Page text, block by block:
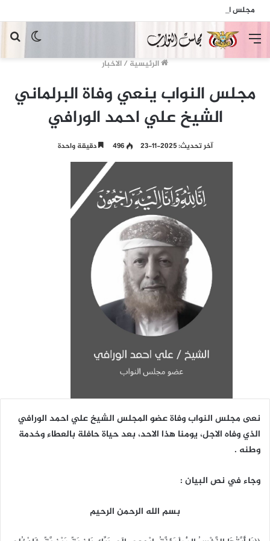
الوضع
المظلم
القائمة
الرئيسية/الاخبار
مجلس النواب ينعي وفاة البرلماني
الشيخ علي احمد الورافي
آخر تحديث: 2025-11-23 496 دقيقة واحدة
نعى مجلس النواب وفاة عضو المجلس الشيخ علي احمد الورافي
الذي وفاه الاجل، يومنا هذا الاحد، بعد حياة حافلة بالعطاء وخدمة
وطنه .
وجاء في نص البيان :
بسم الله الرحمن الرحيم